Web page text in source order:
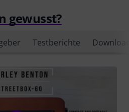
gewusst?
Testberichte